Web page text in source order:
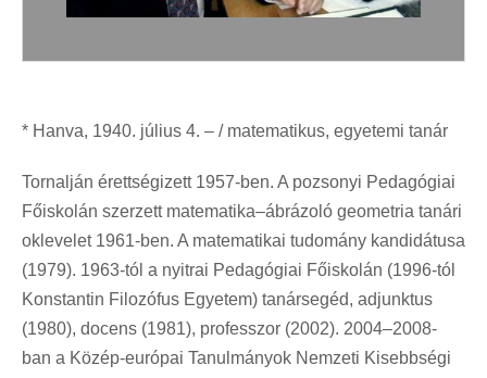
* Hanva, 1940. július 4. – / matematikus, egyetemi tanár
Tornalján érettségizett 1957-ben. A pozsonyi Pedagógiai
Főiskolán szerzett matematika–ábrázoló geometria tanári
oklevelet 1961-ben. A matematikai tudomány kandidátusa
(1979). 1963-tól a nyitrai Pedagógiai Főiskolán (1996-tól
Konstantin Filozófus Egyetem) tanársegéd, adjunktus
(1980), docens (1981), professzor (2002). 2004–2008-
ban a Közép-európai Tanulmányok Nemzeti Kisebbségi